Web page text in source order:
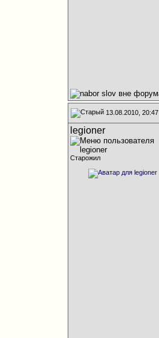
13.08.2010, 20:47
legioner
Старожил